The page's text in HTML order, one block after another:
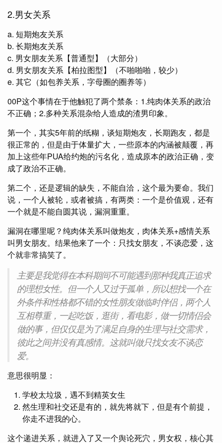
2.男女关系
a. 短期炮友关系
b. 长期炮友关系
c. 男女朋友关系【普通型】（大部分）
d. 男女朋友关系【柏拉图型】（不啪啪啪，较少）
e. 其它（如包养关系，字母圈的圈养等）
00P这个事情在于他触犯了两个禁条：1.纯肉体关系的政治
不正确；2.多种关系混杂给人造成的渣男印象。
第一个，其实5年前的纸糊，谈短期炮友，长期跑友，都是
很正常的，但是由于体量扩大，一些原本的内涵被颠覆，再
加上这些年PUA给约炮的污名化，造成原本的政治正确，变
成了政治不正确。
第二个，还是逻辑的缺失，不能自洽，这个最为要命。我们
说，一个人被轮，或者被搞，有两类：一个是价值观，还有
一个就是不能自圆其说，漏洞重重。
漏洞在哪里呢？纯肉体关系叫做炮友，肉体关系+感情关系
叫男女朋友。结果他来了一个：只找女朋友，不谈恋爱，这
个就非常搞笑了。
主要是我觉得在本科期间不可能遇到那种我真正追求
的理想女性。但一个人又过于孤单，所以想找一个在
外条件和性格都不错的女性朋友做临时伴侣，两个人
互相尊重，一起吃饭，逛街，看电影，做一切情侣会
做的事，但仅仅是为了满足自身的生理与社交需求，
彼此之间并没有真感情。这就叫做只找女友不谈恋
爱。
意思很明显：
学校太垃圾，遇不到精英女生
然生理和社交还是有的，就先将就下，但是有个前提，
你走不进我的心。
这个递进关系，就进入了又一个舆论死穴，男女权，核心其